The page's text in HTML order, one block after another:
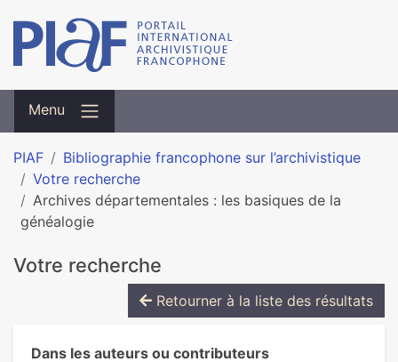
Menu
PIAF
Bibliographie francophone sur l’archivistique
Votre recherche
Archives départementales : les basiques de la
généalogie
Votre recherche
Retourner à la liste des résultats
Dans les auteurs ou contributeurs